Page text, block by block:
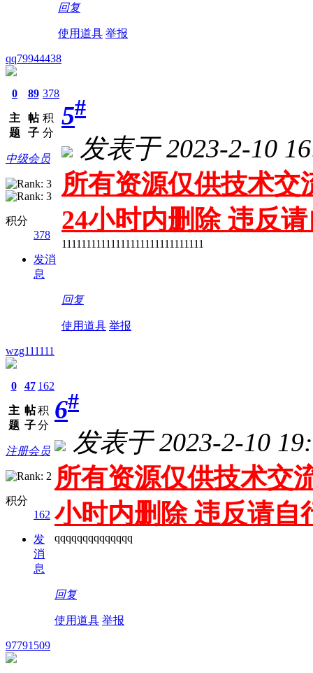
回复
使用道具 举报
qq79944438
0
主
题
89
帖
子
378
积
分
中级会员
积分
378
发消
息
5#
发表于 2023-2-10
所有资源仅供技术交
24小时内删除 违反
11111111111111111111111111111
回复
使用道具 举报
wzg111111
0
主
题
47
帖
子
162
积
分
注册会员
积分
162
发
消
息
6#
发表于 2023-2-10
所有资源仅供技术交
小时内删除 违反请自
qqqqqqqqqqqqqq
回复
使用道具 举报
97791509